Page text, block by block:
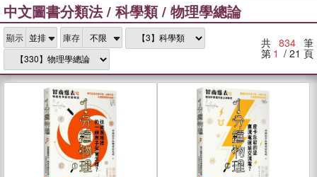
熱搜： 東野圭吾 、 高希均教授回憶錄
、 The Odyssey 、 父親節 、 花開錦
繡 、 暑期推薦 、 台灣的
李登輝時代 、 數學女孩：黎曼猜想
群喵 、 臺灣漫遊錄
中文圖書分類法/ 科學類/ 物理學總論
顯示 庫存 共 834 筆
第 1 / 21 頁